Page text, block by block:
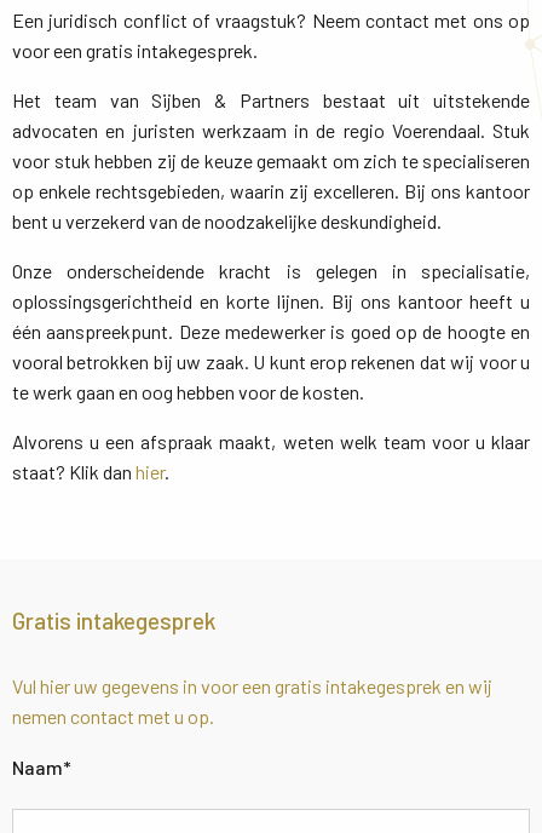
Een juridisch conflict of vraagstuk? Neem contact met ons op
voor een gratis intakegesprek.
Het team van Sijben & Partners bestaat uit uitstekende
advocaten en juristen werkzaam in de regio Voerendaal. Stuk
voor stuk hebben zij de keuze gemaakt om zich te specialiseren
op enkele rechtsgebieden, waarin zij excelleren. Bij ons kantoor
bent u verzekerd van de noodzakelijke deskundigheid.
Onze onderscheidende kracht is gelegen in specialisatie,
oplossingsgerichtheid en korte lijnen. Bij ons kantoor heeft u
één aanspreekpunt. Deze medewerker is goed op de hoogte en
vooral betrokken bij uw zaak. U kunt erop rekenen dat wij voor u
te werk gaan en oog hebben voor de kosten.
Alvorens u een afspraak maakt, weten welk team voor u klaar
staat? Klik dan hier.
Gratis intakegesprek
Vul hier uw gegevens in voor een gratis intakegesprek en wij
nemen contact met u op.
Naam*